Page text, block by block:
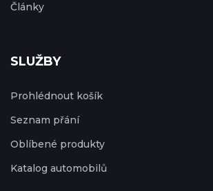
Články
SLUŽBY
Prohlédnout košík
Seznam přání
Oblíbené produkty
Katalog automobilů